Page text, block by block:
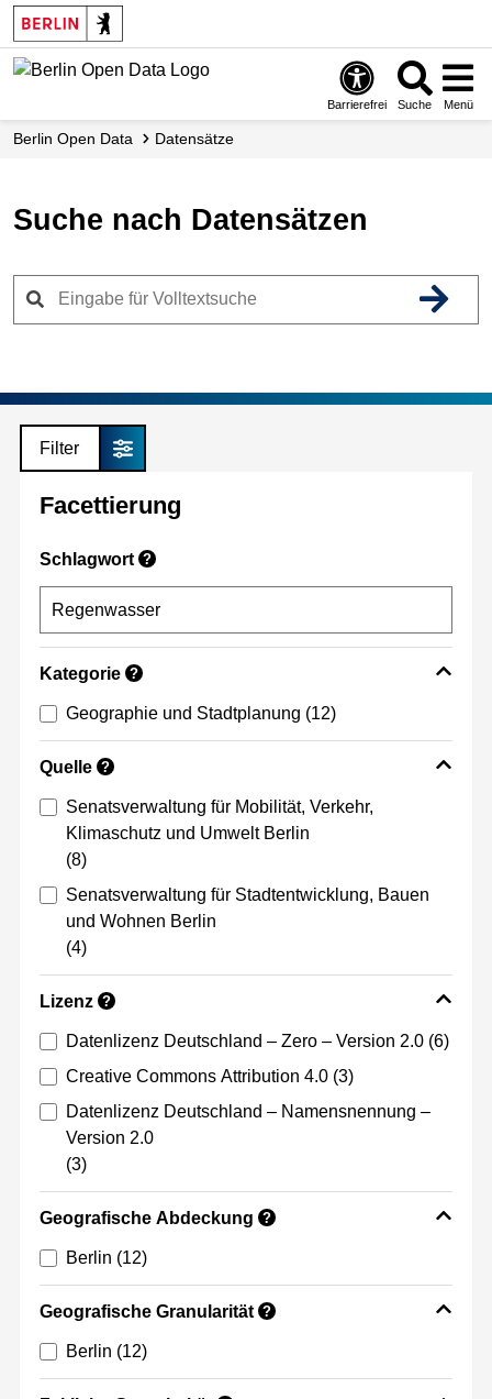
Skip
to
main
Barrierefrei Suche Menü
Berlin Open Data Datensätze
Suche nach Datensätzen
Filter
Facettierung
Schlagwort ?
Kategorie ?
Geographie und Stadtplanung (12)
Quelle ?
Senatsverwaltung für Mobilität, Verkehr,
Klimaschutz und Umwelt Berlin
(8)
Senatsverwaltung für Stadtentwicklung, Bauen
und Wohnen Berlin
(4)
Lizenz ?
Datenlizenz Deutschland – Zero – Version 2.0 (6)
Creative Commons Attribution 4.0 (3)
Datenlizenz Deutschland – Namensnennung –
Version 2.0
(3)
Geografische Abdeckung ?
Berlin (12)
Geografische Granularität ?
Berlin (12)